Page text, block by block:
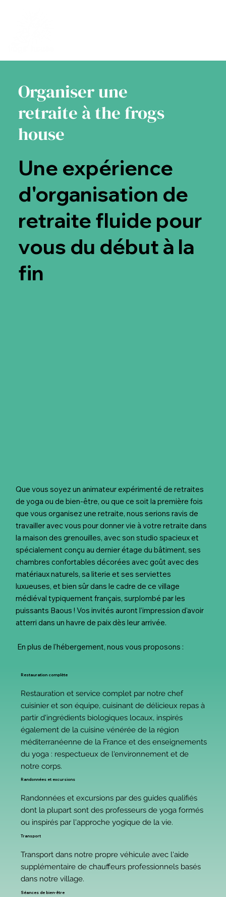
Que vous soyez un animateur expérimenté de retraites
de yoga ou de bien-être, ou que ce soit la première fois
que vous organisez une retraite, nous serions ravis de
travailler avec vous pour donner vie à votre retraite dans
la maison des grenouilles, avec son studio spacieux et
spécialement conçu au dernier étage du bâtiment, ses
chambres confortables décorées avec goût avec des
matériaux naturels, sa literie et ses serviettes
luxueuses, et bien sûr dans le cadre de ce village
médiéval typiquement français, surplombé par les
puissants Baous ! Vos invités auront l'impression d'avoir
atterri dans un havre de paix dès leur arrivée.
​ En plus de l'hébergement, nous vous proposons :
Organiser une
retraite à the frogs
house
Une expérience
d'organisation de
retraite fluide pour
vous du début à la
fin
Restauration et service complet par notre chef
cuisinier et son équipe, cuisinant de délicieux repas à
partir d'ingrédients biologiques locaux, inspirés
également de la cuisine vénérée de la région
méditerranéenne de la France et des enseignements
du yoga : respectueux de l'environnement et de
notre corps.
Restauration complète
Randonnées et excursions par des guides qualifiés
dont la plupart sont des professeurs de yoga formés
ou inspirés par l'approche yogique de la vie.
Randonnées et excursions
Transport dans notre propre véhicule avec l'aide
supplémentaire de chauffeurs professionnels basés
dans notre village.
Transport
Séances de bien-être